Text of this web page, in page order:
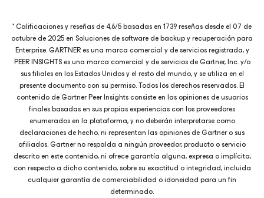
* Calificaciones y reseñas de 4,6/5 basadas en 1739 reseñas desde el 07 de
octubre de 2025 en Soluciones de software de backup y recuperación para
Enterprise. GARTNER es una marca comercial y de servicios registrada, y
PEER INSIGHTS es una marca comercial y de servicios de Gartner, Inc. y/o
sus filiales en los Estados Unidos y el resto del mundo, y se utiliza en el
presente documento con su permiso. Todos los derechos reservados. El
contenido de Gartner Peer Insights consiste en las opiniones de usuarios
finales basadas en sus propias experiencias con los proveedores
enumerados en la plataforma, y no deberán interpretarse como
declaraciones de hecho, ni representan las opiniones de Gartner o sus
afiliados. Gartner no respalda a ningún proveedor, producto o servicio
descrito en este contenido, ni ofrece garantía alguna, expresa o implícita,
con respecto a dicho contenido, sobre su exactitud o integridad, incluida
cualquier garantía de comerciabilidad o idoneidad para un fin
determinado.